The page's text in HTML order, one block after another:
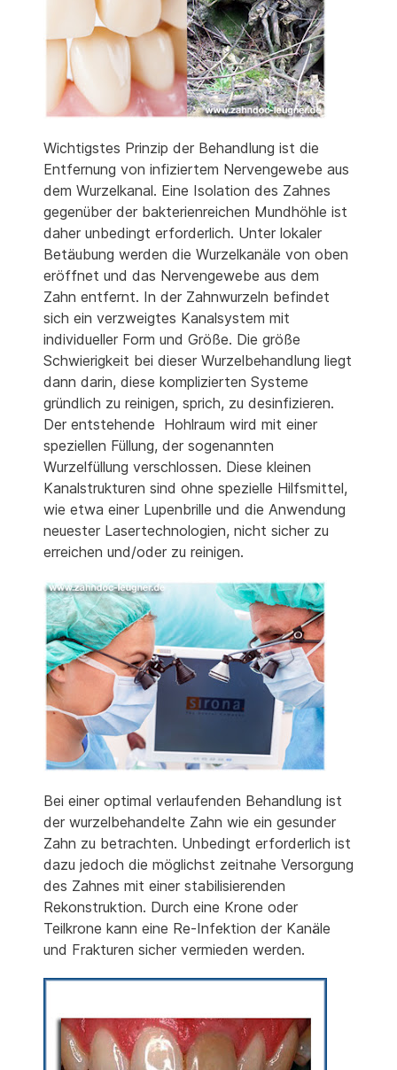
Wichtigstes Prinzip der Behandlung ist die
Entfernung von infiziertem Nervengewebe aus
dem Wurzelkanal. Eine Isolation des Zahnes
gegenüber der bakterienreichen Mundhöhle ist
daher unbedingt erforderlich. Unter lokaler
Betäubung werden die Wurzelkanäle von oben
eröffnet und das Nervengewebe aus dem
Zahn entfernt. In der Zahnwurzeln befindet
sich ein verzweigtes Kanalsystem mit
individueller Form und Größe. Die größe
Schwierigkeit bei dieser Wurzelbehandlung liegt
dann darin, diese komplizierten Systeme
gründlich zu reinigen, sprich, zu desinfizieren.
Der entstehende Hohlraum wird mit einer
speziellen Füllung, der sogenannten
Wurzelfüllung verschlossen. Diese kleinen
Kanalstrukturen sind ohne spezielle Hilfsmittel,
wie etwa einer Lupenbrille und die Anwendung
neuester Lasertechnologien, nicht sicher zu
erreichen und/oder zu reinigen.
Bei einer optimal verlaufenden Behandlung ist
der wurzelbehandelte Zahn wie ein gesunder
Zahn zu betrachten. Unbedingt erforderlich ist
dazu jedoch die möglichst zeitnahe Versorgung
des Zahnes mit einer stabilisierenden
Rekonstruktion. Durch eine Krone oder
Teilkrone kann eine Re-Infektion der Kanäle
und Frakturen sicher vermieden werden.